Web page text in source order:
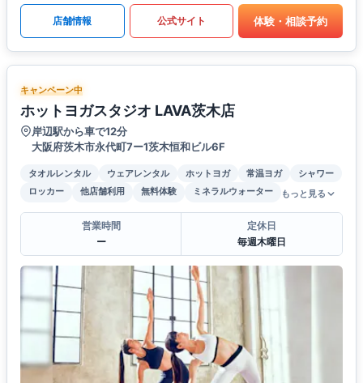
店舗情報 公式サイト 体験・相談予約
キャンペーン中
ホットヨガスタジオ LAVA茨木店
岸辺駅から車で12分
大阪府茨木市永代町7ー1茨木恒和ビル6F
タオルレンタル ウェアレンタル ホットヨガ 常温ヨガ
シャワー
ロッカー
他店舗利用 無料体験 ミネラルウォーター もっと見る
営業時間
ー
定休日
毎週木曜日